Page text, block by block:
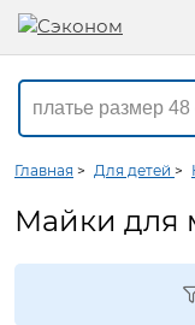
Главная > Для детей >
Майки для